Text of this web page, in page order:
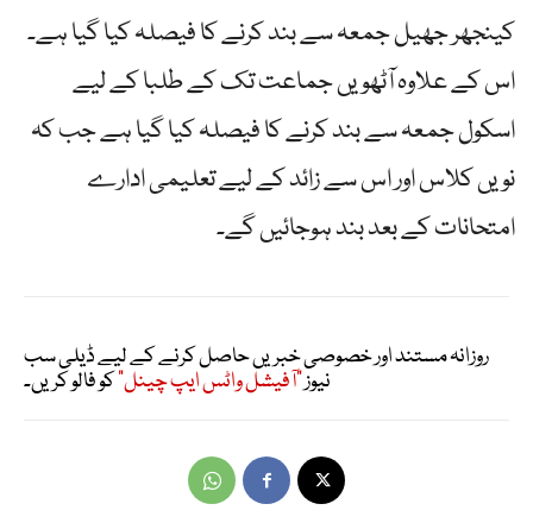
کینجھر جھیل جمعہ سے بند کرنے کا فیصلہ کیا گیا ہے۔
اس کے علاوہ آٹھویں جماعت تک کے طلبا کے لیے
اسکول جمعہ سے بند کرنے کا فیصلہ کیا گیا ہے جب کہ
نویں کلاس اور اس سے زائد کے لیے تعلیمی ادارے
امتحانات کے بعد بند ہوجائیں گے۔
روزانہ مستند اور خصوصی خبریں حاصل کرنے کے لیے ڈیلی سب
نیوز"آفیشل واٹس ایپ چینل"کو فالو کریں۔